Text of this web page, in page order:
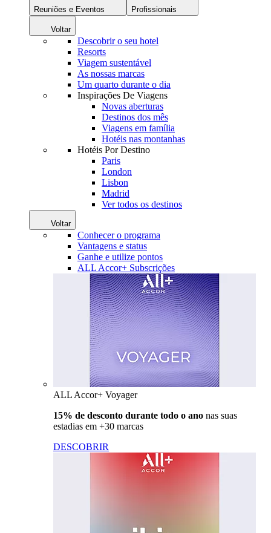
Reuniões e Eventos Profissionais
Voltar
Descobrir o seu hotel
Resorts
Viagem sustentável
As nossas marcas
Um quarto durante o dia
Inspirações De Viagens
Novas aberturas
Destinos dos mês
Viagens em família
Hotéis nas montanhas
Hotéis Por Destino
Paris
London
Lisbon
Madrid
Ver todos os destinos
Voltar
Conhecer o programa
Vantagens e status
Ganhe e utilize pontos
ALL Accor+ Subscrições
ALL Accor+ Voyager
15% de desconto durante todo o ano nas suas
estadias em +30 marcas
DESCOBRIR